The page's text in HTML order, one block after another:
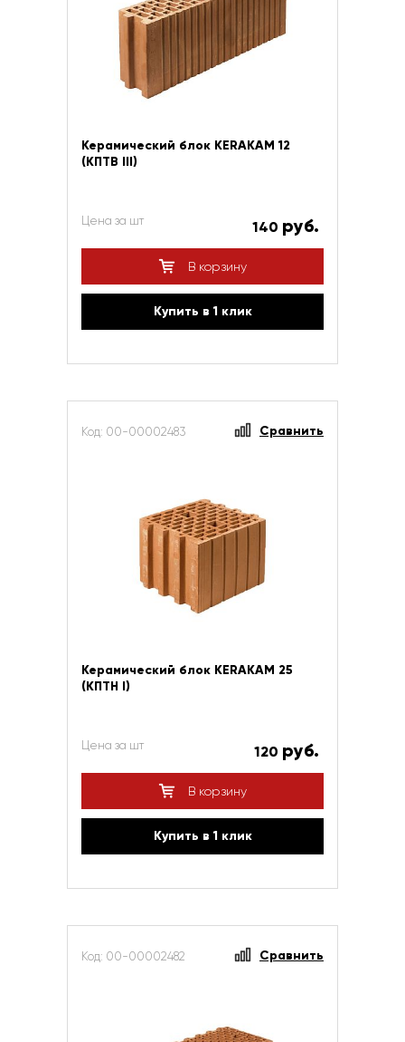
Керамический блок KERAKAM 12
(КПТВ III)
Цена за шт 140 руб.
В корзину
Купить в 1 клик
Код: 00-00002483 Сравнить
Керамический блок KERAKAM 25
(КПТН I)
Цена за шт 120 руб.
В корзину
Купить в 1 клик
Код: 00-00002482 Сравнить